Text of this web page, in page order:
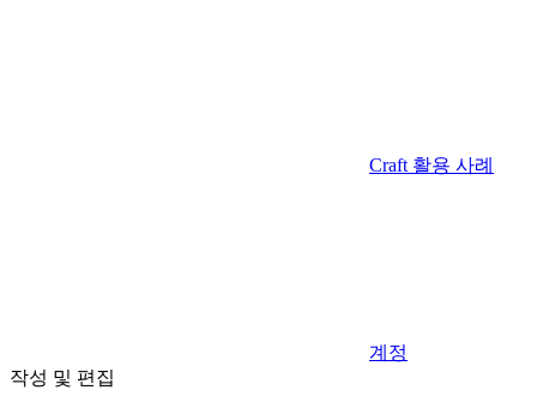
Craft 활용 사례
계정
작성 및 편집